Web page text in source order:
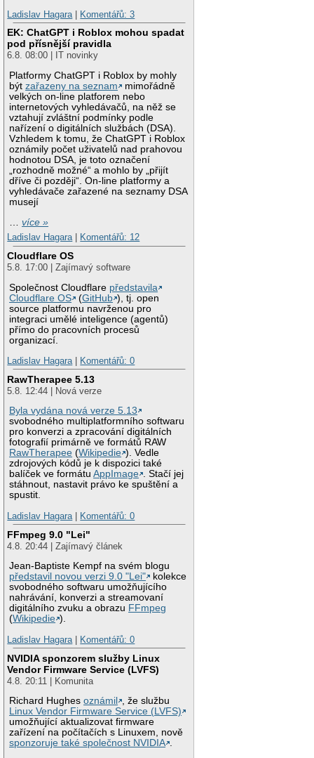
Ladislav Hagara
Komentářů: 3
EK: ChatGPT i Roblox mohou spadat
pod přísnější pravidla
6.8. 08:00 | IT novinky
Platformy ChatGPT i Roblox by mohly
býtzařazeny na seznam
mimořádně
velkých on-line platforem nebo
internetových vyhledávačů, na něž se
vztahují zvláštní podmínky podle
nařízení o digitálních službách (DSA).
Vzhledem k tomu, že ChatGPT i Roblox
oznámily počet uživatelů nad prahovou
hodnotou DSA, je toto označení
„rozhodně možné“ a mohlo by „přijít
dříve či později“. On-line platformy a
vyhledávače zařazené na seznamy DSA
musejí
…více »
Ladislav Hagara| Komentářů: 12
Cloudflare OS
5.8. 17:00 | Zajímavý software
Společnost Cloudflare představila
Cloudflare OS
(GitHub ), tj. open
source platformu navrženou pro
integraci umělé inteligence (agentů)
přímo do pracovních procesů
organizací.
Ladislav Hagara| Komentářů: 0
RawTherapee 5.13
5.8. 12:44 | Nová verze
Byla vydána nová verze 5.13
svobodného multiplatformního softwaru
pro konverzi a zpracování digitálních
fotografií primárně ve formátů RAW
RawTherapee (Wikipedie ). Vedle
zdrojových kódů je k dispozici také
balíček ve formátuAppImage . Stačí jej
stáhnout, nastavit právo ke spuštění a
spustit.
Ladislav Hagara| Komentářů: 0
FFmpeg 9.0 "Lei"
4.8. 20:44 | Zajímavý článek
Jean-Baptiste Kempf na svém blogu
představil novou verzi 9.0 "Lei"
kolekce
svobodného softwaru umožňujícího
nahrávání, konverzi a streamovaní
digitálního zvuku a obrazu FFmpeg
(Wikipedie ).
Ladislav Hagara| Komentářů: 0
NVIDIA sponzorem služby Linux
Vendor Firmware Service (LVFS)
4.8. 20:11 | Komunita
Richard Hughesoznámil
, že službu
Linux Vendor Firmware Service (LVFS)
umožňující aktualizovat firmware
zařízení na počítačích s Linuxem, nově
sponzoruje také společnost NVIDIA .